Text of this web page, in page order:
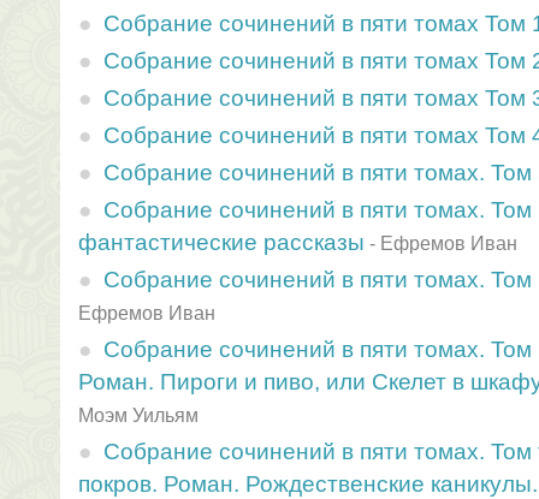
Собрание сочинений в пяти томах Том
Собрание сочинений в пяти томах Том
Собрание сочинений в пяти томах Том
Собрание сочинений в пяти томах Том
Собрание сочинений в пяти томах. Том
Собрание сочинений в пяти томах.
фантастические рассказы - Ефремов Иван
Собрание сочинений в пяти томах. Том
Ефремов Иван
Собрание сочинений в пяти томах.
Роман. Пироги и пиво, или Скелет в
Моэм Уильям
Собрание сочинений в пяти томах. Том
покров. Роман. Рождественские